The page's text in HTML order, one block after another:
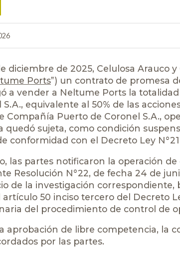
diciembre de 2025, Celulosa Arauco y
Ports”) un contrato de promesa
a vender a Neltume Ports la
equivalente al 50% de las
Compañía Puerto de Coronel S.A.,
quedó sujeta, como condición
conformidad con el Decreto Ley
las partes notificaron la operación
Resolución N°22, de fecha 24 de
de la investigación correspondiente,
50 inciso tercero del Decreto
del procedimiento de control de
aprobación de libre competencia, la
por las partes.